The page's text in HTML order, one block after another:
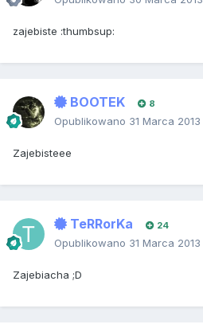
zajebiste :thumbsup:
BOOTEK 8
Opublikowano 31 Marca 2013
Zajebisteee
TeRRorKa 24
Opublikowano 31 Marca 2013
Zajebiacha ;D